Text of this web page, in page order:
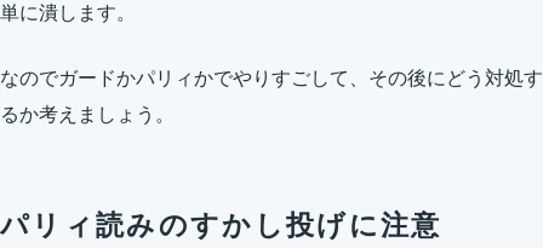
単に潰します。
なのでガードかパリィかでやりすごして、その後にどう対処す
るか考えましょう。
パリィ読みのすかし投げに注意